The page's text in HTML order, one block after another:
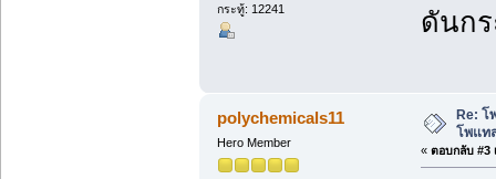
กระทู้: 12241 ดันก
polychemicals11
Hero Member
Re: โ
โพแท
« ตอบกลับ #3